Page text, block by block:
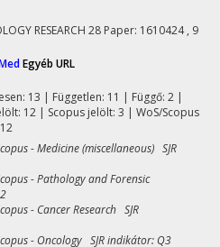
RESEARCH 28 Paper: 1610424 , 9
Egyéb URL
13 | Független: 11 | Függő: 2 |
12 | Scopus jelölt: 3 | WoS/Scopus
- Medicine (miscellaneous) SJR
- Pathology and Forensic
- Cancer Research SJR
- Oncology SJR indikátor: Q3